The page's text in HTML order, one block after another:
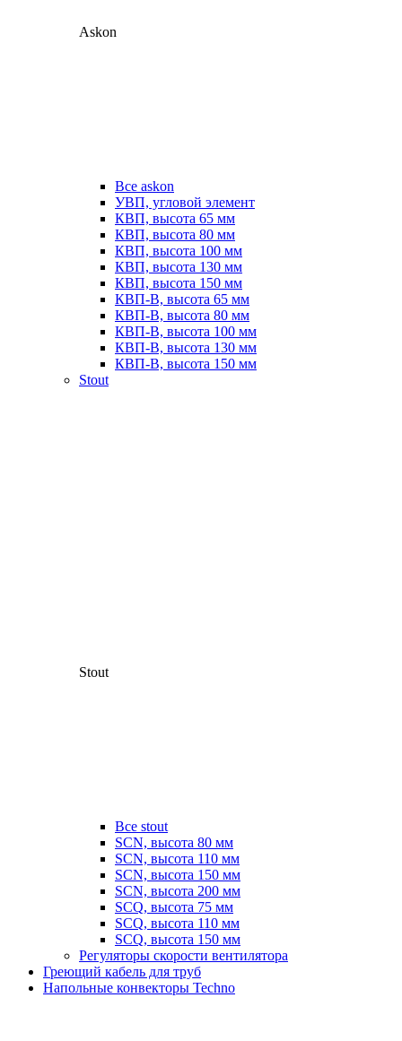
Askon
Все askon
УВП, угловой элемент
КВП, высота 65 мм
КВП, высота 80 мм
КВП, высота 100 мм
КВП, высота 130 мм
КВП, высота 150 мм
КВП-В, высота 65 мм
КВП-В, высота 80 мм
КВП-В, высота 100 мм
КВП-В, высота 130 мм
КВП-В, высота 150 мм
Stout
Stout
Все stout
SCN, высота 80 мм
SCN, высота 110 мм
SCN, высота 150 мм
SCN, высота 200 мм
SCQ, высота 75 мм
SCQ, высота 110 мм
SCQ, высота 150 мм
Регуляторы скорости вентилятора
Греющий кабель для труб
Напольные конвекторы Techno